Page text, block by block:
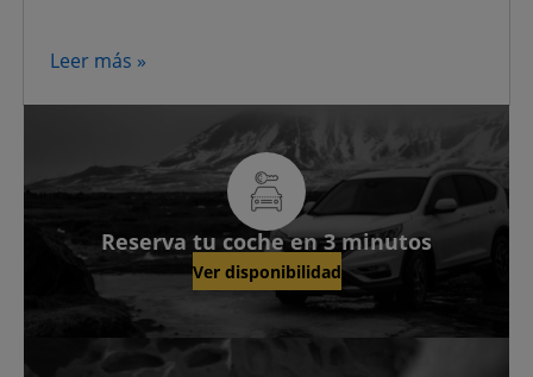
Leer más »
Reserva tu coche en 3 minutos
Ver disponibilidad